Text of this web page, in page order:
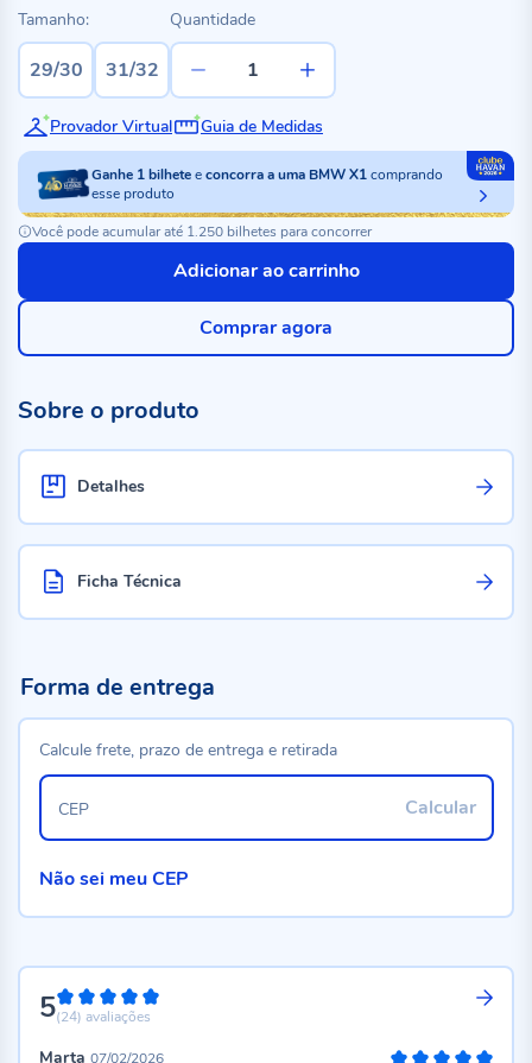
Tamanho:
29/30 31/32
Quantidade
Provador Virtual Guia de Medidas
Ganhe 1bilheteeconcorra a uma BMW X1comprando
esse produto
Você pode acumular até 1.250 bilhetes para concorrer
Adicionar ao carrinho
Comprar agora
Sobre o produto
Detalhes
Ficha Técnica
5100%
(24) avaliações
Marta 07/02/2026
Forma de entrega
Calcule frete, prazo de entrega e retirada
Calcular
CEP
Não sei meu CEP